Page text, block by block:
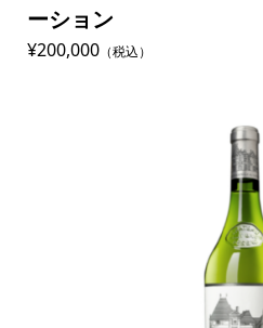
ーション
¥200,000（税込）